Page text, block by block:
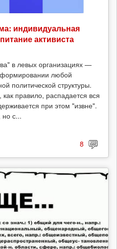
индивидуальная
активиста
в левых организациях —
любой
политической структуры.
правило, распадается вся
при этом "извне".
с...
8